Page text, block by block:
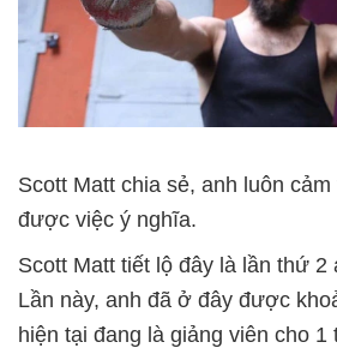
Scott Matt chia sẻ, anh luôn
được việc ý nghĩa.
Scott Matt tiết lộ đây là lần thứ 2
Lần này, anh đã ở đây được
hiện tại đang là giảng viên cho 1